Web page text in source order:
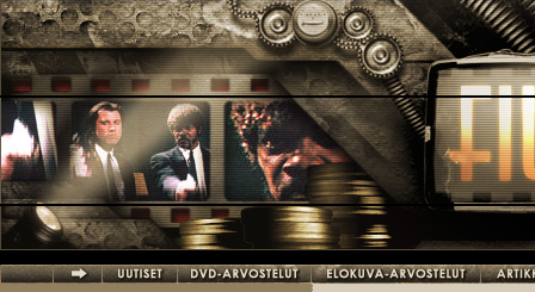
Hyppää pääsisältöön